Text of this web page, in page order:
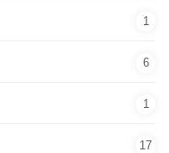
1
6
1
17